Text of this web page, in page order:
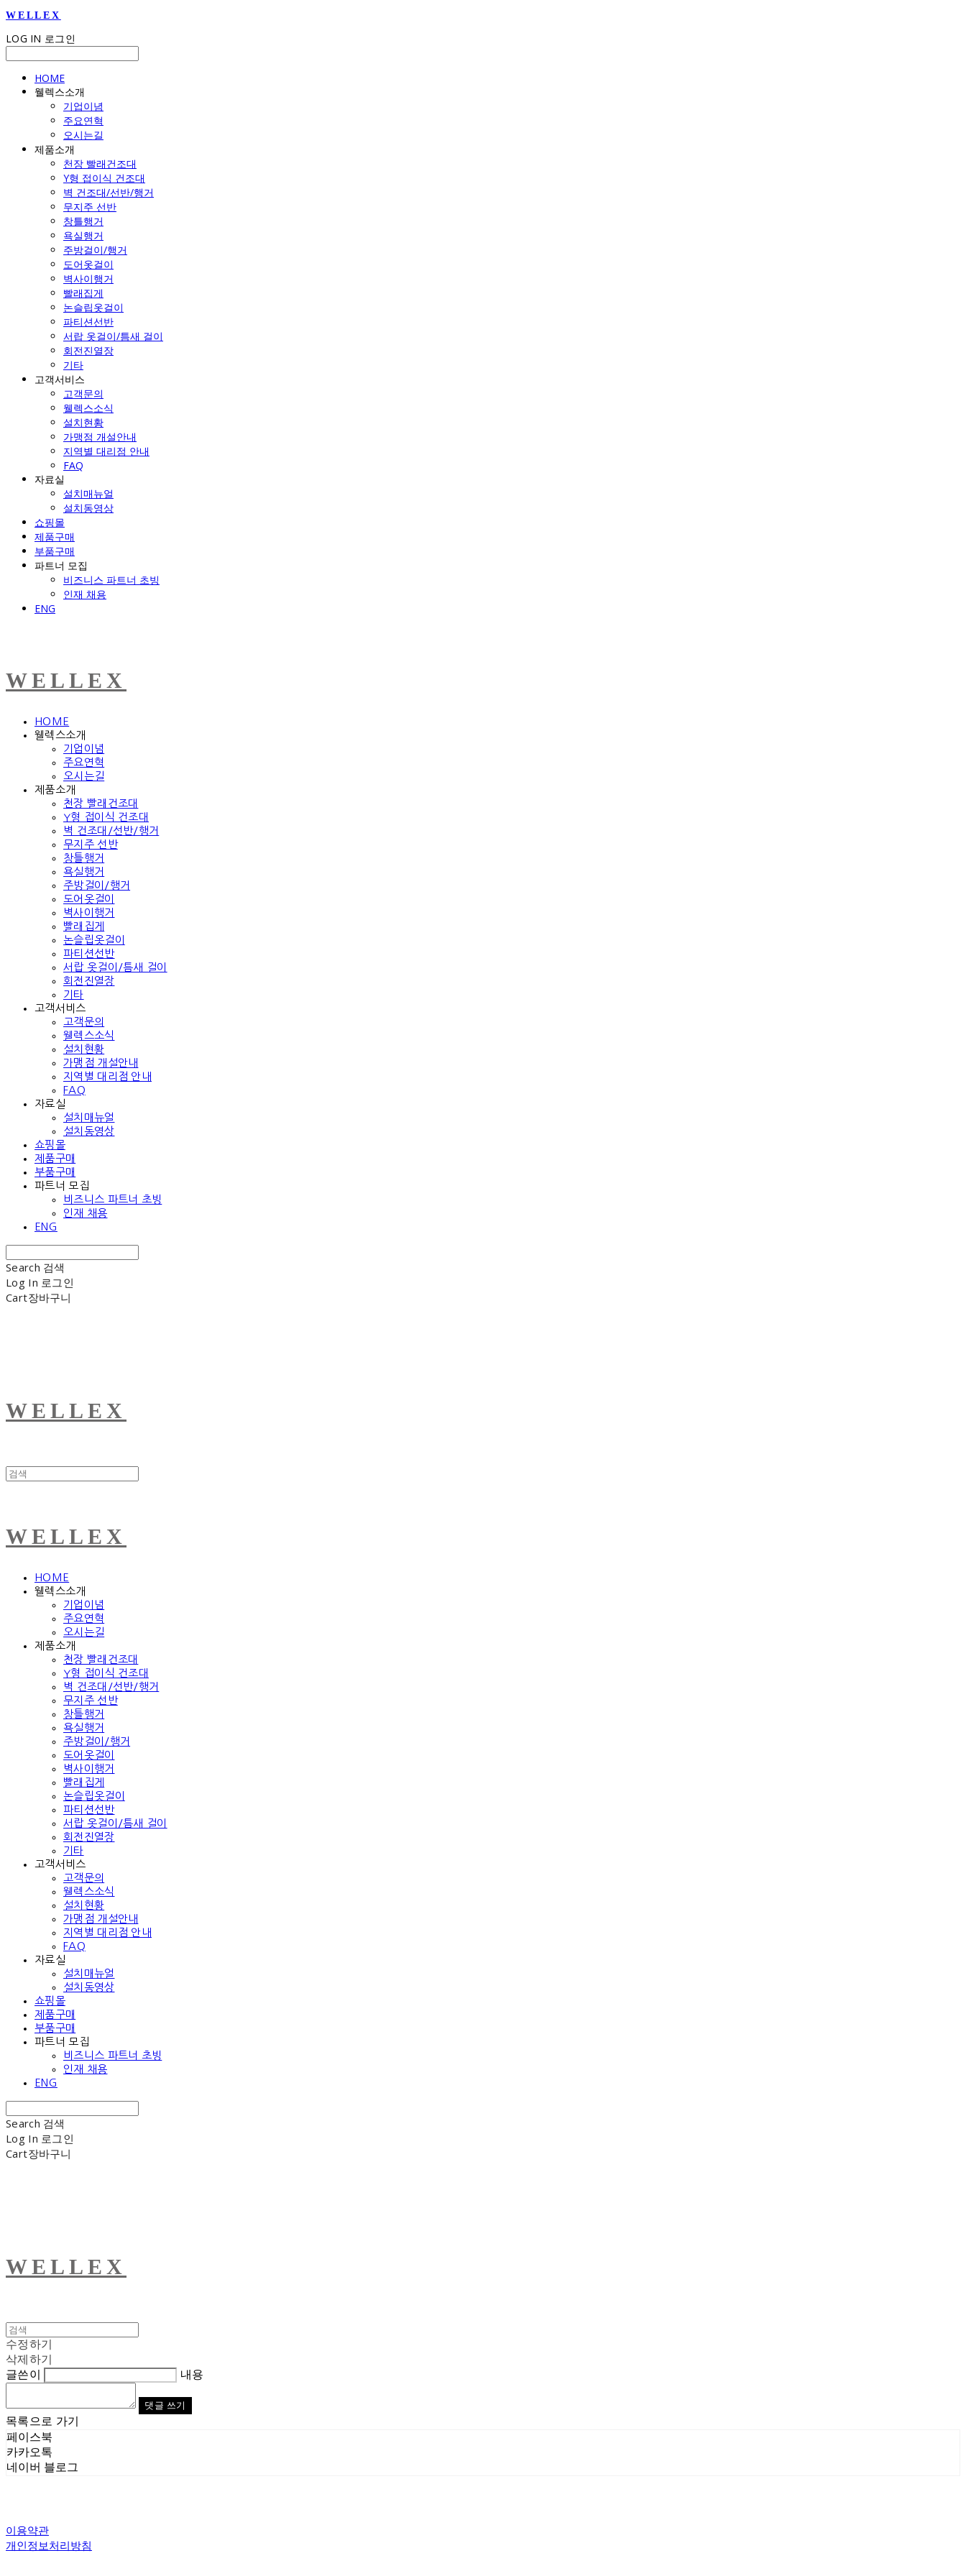
WELLEX
LOG IN 로그인
HOME
웰렉스소개
기업이념
주요연혁
오시는길
제품소개
천장 빨래건조대
Y형 접이식 건조대
벽 건조대/선반/행거
무지주 선반
창틀행거
욕실행거
주방걸이/행거
도어옷걸이
벽사이행거
빨래집게
논슬립옷걸이
파티션선반
서랍 옷걸이/틈새 걸이
회전진열장
기타
고객서비스
고객문의
웰렉스소식
설치현황
가맹점 개설안내
지역별 대리점 안내
FAQ
자료실
설치매뉴얼
설치동영상
쇼핑몰
제품구매
부품구매
파트너 모집
비즈니스 파트너 초빙
인재 채용
ENG
WELLEX
HOME
웰렉스소개
기업이념
주요연혁
오시는길
제품소개
천장 빨래건조대
Y형 접이식 건조대
벽 건조대/선반/행거
무지주 선반
창틀행거
욕실행거
주방걸이/행거
도어옷걸이
벽사이행거
빨래집게
논슬립옷걸이
파티션선반
서랍 옷걸이/틈새 걸이
회전진열장
기타
고객서비스
고객문의
웰렉스소식
설치현황
가맹점 개설안내
지역별 대리점 안내
FAQ
자료실
설치매뉴얼
설치동영상
쇼핑몰
제품구매
부품구매
파트너 모집
비즈니스 파트너 초빙
인재 채용
ENG
Search 검색
Log In 로그인
Cart장바구니
WELLEX
WELLEX
HOME
웰렉스소개
기업이념
주요연혁
오시는길
제품소개
천장 빨래건조대
Y형 접이식 건조대
벽 건조대/선반/행거
무지주 선반
창틀행거
욕실행거
주방걸이/행거
도어옷걸이
벽사이행거
빨래집게
논슬립옷걸이
파티션선반
서랍 옷걸이/틈새 걸이
회전진열장
기타
고객서비스
고객문의
웰렉스소식
설치현황
가맹점 개설안내
지역별 대리점 안내
FAQ
자료실
설치매뉴얼
설치동영상
쇼핑몰
제품구매
부품구매
파트너 모집
비즈니스 파트너 초빙
인재 채용
ENG
Search 검색
Log In 로그인
Cart장바구니
WELLEX
수정하기
삭제하기
글쓴이
내용
댓글 쓰기
목록으로 가기
페이스북
카카오톡
네이버 블로그
이용약관
개인정보처리방침